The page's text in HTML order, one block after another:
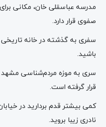
مدرسه عباسقلی خان، مکانی
صفوی قرار دارد.
سفری به گذشته در خانه
باشید.
سری به موزه مردم‌شناسی مشهد
قرار گرفته است.
کمی بیشتر قدم بردارید در
نادری زیبا بروید.